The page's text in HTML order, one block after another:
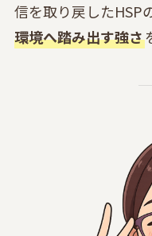
信を取り戻したHSP
環境へ踏み出す強さ